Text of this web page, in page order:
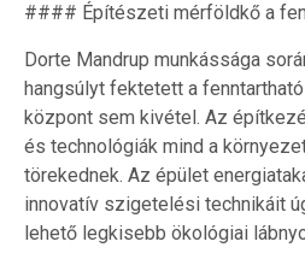
#### Építészeti mérföldkő a
Dorte Mandrup munkássága
hangsúlyt fektetett a
központ sem kivétel. Az
és technológiák mind a
törekednek. Az épület
innovatív szigetelési technikáit
lehető legkisebb ökológiai